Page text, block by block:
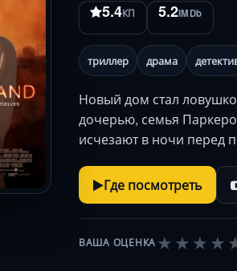
5.4КП 5.2IMDb
триллер драма
Новый дом стал
дочерью, семья
исчезают в ночи перед
Где посмотреть
ВАША ОЦЕНКА ★★★★